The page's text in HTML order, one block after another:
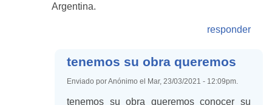
Argentina.
responder
tenemos su obra queremos
Enviado por Anónimo el Mar, 23/03/2021 - 12:09pm.
tenemos su obra queremos conocer su